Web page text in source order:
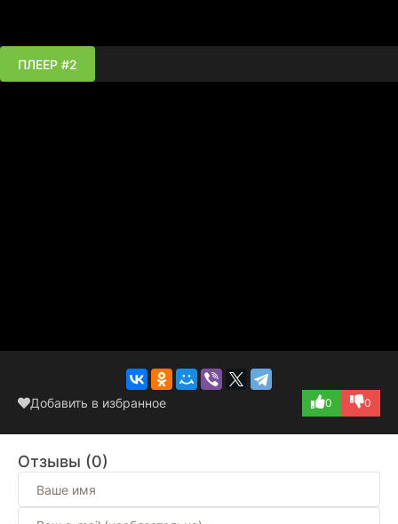
ПЛЕЕР #2
Добавить в избранное 0 0
Отзывы (0)